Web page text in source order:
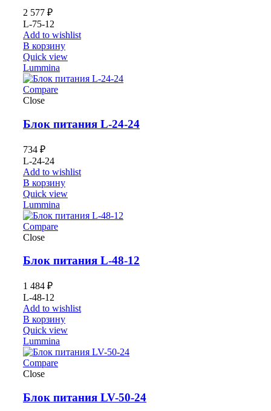
2 577 ₽
L-75-12
Add to wishlist
В корзину
Quick view
Lummina
Compare
Close
Блок питания L-24-24
734 ₽
L-24-24
Add to wishlist
В корзину
Quick view
Lummina
Compare
Close
Блок питания L-48-12
1 484 ₽
L-48-12
Add to wishlist
В корзину
Quick view
Lummina
Compare
Close
Блок питания LV-50-24